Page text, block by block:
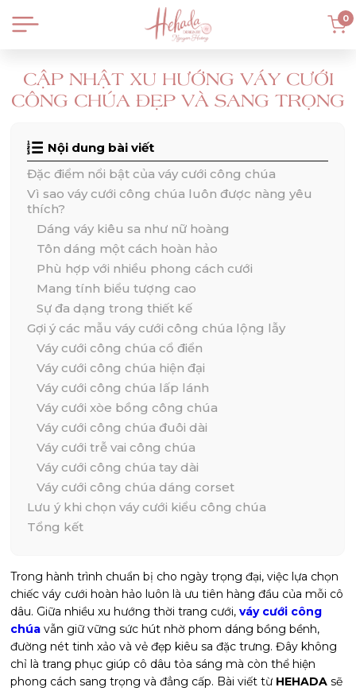
0
CẬP NHẬT XU HƯỚNG VÁY CƯỚI
CÔNG CHÚA ĐẸP VÀ SANG TRỌNG
Nội dung bài viết
Đặc điểm nổi bật của váy cưới công chúa
Vì sao váy cưới công chúa luôn được nàng yêu
thích?
Dáng váy kiêu sa như nữ hoàng
Tôn dáng một cách hoàn hảo
Phù hợp với nhiều phong cách cưới
Mang tính biểu tượng cao
Sự đa dạng trong thiết kế
Gợi ý các mẫu váy cưới công chúa lộng lẫy
Váy cưới công chúa cổ điển
Váy cưới công chúa hiện đại
Váy cưới công chúa lấp lánh
Váy cưới xòe bồng công chúa
Váy cưới công chúa đuôi dài
Váy cưới trễ vai công chúa
Váy cưới công chúa tay dài
Váy cưới công chúa dáng corset
Lưu ý khi chọn váy cưới kiểu công chúa
Tổng kết
Trong hành trình chuẩn bị cho ngày trọng đại, việc lựa chọn
chiếc váy cưới hoàn hảo luôn là ưu tiên hàng đầu của mỗi cô
dâu. Giữa nhiều xu hướng thời trang cưới,váy cưới công
chúa vẫn giữ vững sức hút nhờ phom dáng bồng bềnh,
đường nét tinh xảo và vẻ đẹp kiêu sa đặc trưng. Đây không
chỉ là trang phục giúp cô dâu tỏa sáng mà còn thể hiện
phong cách sang trọng và đẳng cấp. Bài viết từ HEHADA sẽ